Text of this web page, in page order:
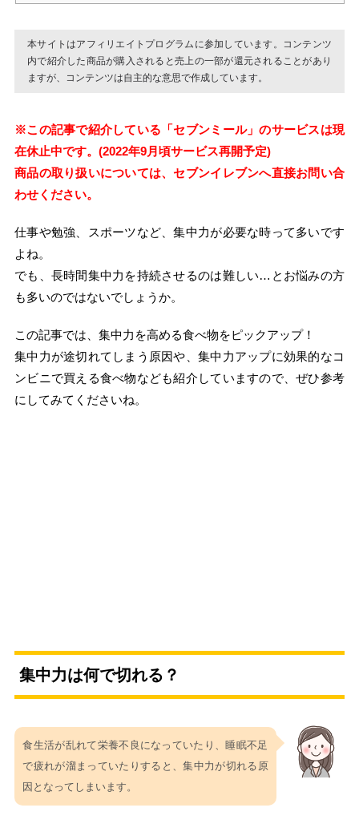
本サイトはアフィリエイトプログラムに参加しています。コンテンツ
内で紹介した商品が購入されると売上の一部が還元されることがあり
ますが、コンテンツは自主的な意思で作成しています。
※この記事で紹介している「セブンミール」のサービスは現
在休止中です。(2022年9月頃サービス再開予定)
商品の取り扱いについては、セブンイレブンへ直接お問い合
わせください。
仕事や勉強、スポーツなど、集中力が必要な時って多いです
よね。
でも、長時間集中力を持続させるのは難しい…とお悩みの方
も多いのではないでしょうか。
この記事では、集中力を高める食べ物をピックアップ！
集中力が途切れてしまう原因や、集中力アップに効果的なコ
ンビニで買える食べ物なども紹介していますので、ぜひ参考
にしてみてくださいね。
集中力は何で切れる？
食生活が乱れて栄養不良になっていたり、睡眠不足
で疲れが溜まっていたりすると、集中力が切れる原
因となってしまいます。